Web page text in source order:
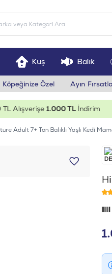
Kuş Balık
Köpeğinize Özel Ayın
Alışverişe1.000 TLİndirim
Adult 7+ Ton Balıklı Yaşlı Kedi